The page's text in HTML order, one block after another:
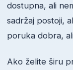
dostupna, ali
sadržaj postoji,
poruka dobra,
Ako želite širu